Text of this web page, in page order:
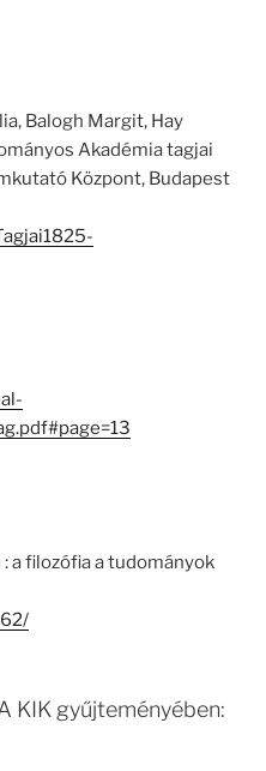
Balogh Margit, Hay
Akadémia tagjai
Központ, Budapest
a filozófia a tudományok
KIK gyűjteményében: